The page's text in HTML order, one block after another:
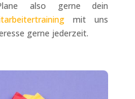
also gerne dein
mit uns
gerne jederzeit.